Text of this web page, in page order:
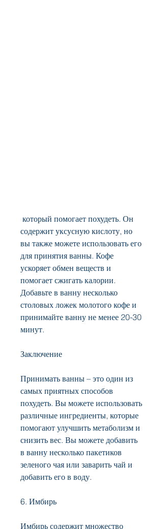
содержит уксусную кислоту, но
вы также можете использовать его
для принятия ванны. Кофе
ускоряет обмен веществ и
помогает сжигать калории.
Добавьте в ванну несколько
столовых ложек молотого кофе и
принимайте ванну не менее 20-30
минут.
Заключение
Принимать ванны – это один из
самых приятных способов
похудеть. Вы можете использовать
различные ингредиенты, которые
помогают улучшить метаболизм и
снизить вес. Вы можете добавить
в ванну несколько пакетиков
зеленого чая или заварить чай и
добавить его в воду.
6. Имбирь
Имбирь содержит множество